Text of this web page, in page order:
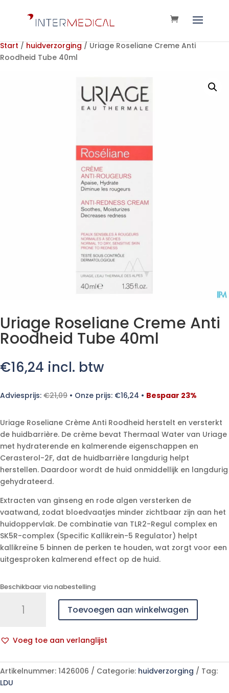
Start / huidverzorging / Uriage Roseliane Creme Anti
Roodheid Tube 40ml
Uriage Roseliane Creme Anti
Roodheid Tube 40ml
€16,24 incl. btw
Adviesprijs: €21,09 • Onze prijs: €16,24 • Bespaar 23%
Uriage Roseliane Crème Anti Roodheid herstelt en versterkt
de huidbarrière. De crème bevat Thermaal Water van Uriage
met hydraterende en kalmerende eigenschappen en
Cerasterol-2F, dat de huidbarrière langdurig helpt
herstellen. Daardoor wordt de huid onmiddellijk en langdurig
gehydrateerd.
Extracten van ginseng en rode algen versterken de
vaatwand, zodat bloedvaatjes minder zichtbaar zijn aan het
huidoppervlak. De combinatie van TLR2-Regul complex en
SK5R-complex (Specific Kallikrein-5 Regulator) helpt
kallikreïne 5 binnen de perken te houden, wat zorgt voor een
uitgesproken kalmerend effect op de huid.
Beschikbaar via nabestelling
Roseliane
Roodheid
40ml
aantal
Toevoegen aan winkelwagen
Voeg toe aan verlanglijst
l
t
e
Artikelnummer: 1426006 Categorie: huidverzorging
Tag:
LDU